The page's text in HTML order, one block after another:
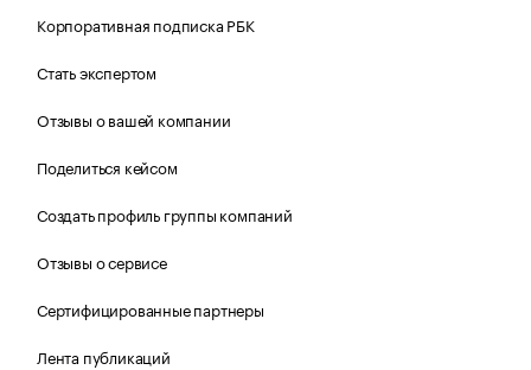
Корпоративная подписка РБК
Стать экспертом
Отзывы о вашей компании
Поделиться кейсом
Создать профиль группы компаний
Отзывы о сервисе
Сертифицированные партнеры
Лента публикаций